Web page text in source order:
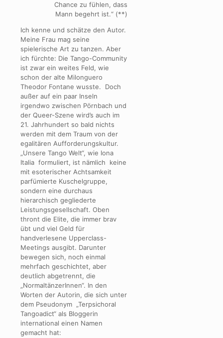
Chance zu fühlen, dass
Mann begehrt ist.“ (**)
Ich kenne und schätze den Autor.
Meine Frau mag seine
spielerische Art zu tanzen. Aber
ich fürchte: Die Tango-Community
ist zwar ein weites Feld, wie
schon der alte Milonguero
Theodor Fontane wusste. Doch
außer auf ein paar Inseln
irgendwo zwischen Pörnbach und
der Queer-Szene wird’s auch im
21. Jahrhundert so bald nichts
werden mit dem Traum von der
egalitären Aufforderungskultur.
„Unsere Tango Welt“, wie Iona
Italia formuliert, ist nämlich keine
mit esoterischer Achtsamkeit
parfümierte Kuschelgruppe,
sondern eine durchaus
hierarchisch gegliederte
Leistungsgesellschaft. Oben
thront die Elite, die immer brav
übt und viel Geld für
handverlesene Upperclass-
Meetings ausgibt. Darunter
bewegen sich, noch einmal
mehrfach geschichtet, aber
deutlich abgetrennt, die
„NormaltänzerInnen“. In den
Worten der Autorin, die sich unter
dem Pseudonym „Terpsichoral
Tangoadict“ als Bloggerin
international einen Namen
gemacht hat: